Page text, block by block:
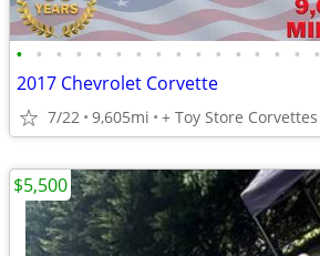
• • • • • • • • • • • • • • • •
2017 Chevrolet Corvette
7/22 9,605mi + Toy Store Corvettes
$5,500